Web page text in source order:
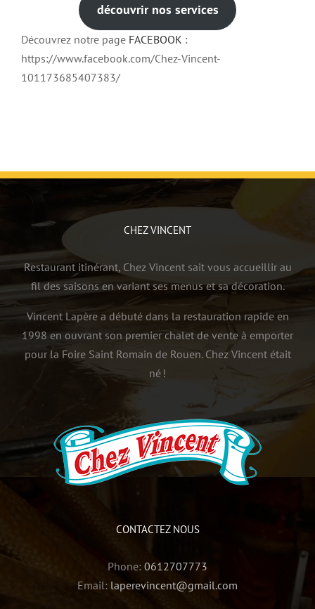
découvrir nos services
Découvrez notre page FACEBOOK :
https://www.facebook.com/Chez-Vincent-
101173685407383/
CHEZ VINCENT
Restaurant itinérant, Chez Vincent sait vous accueillir au
fil des saisons en variant ses menus et sa décoration.
Vincent Lapère a débuté dans la restauration rapide en
1998 en ouvrant son premier chalet de vente à emporter
pour la Foire Saint Romain de Rouen. Chez Vincent était
né !
CONTACTEZ NOUS
Phone: 0612707773
Email: laperevincent@gmail.com